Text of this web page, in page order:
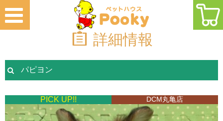
詳細情報
パピヨン
PICK UP!! DCM丸亀店